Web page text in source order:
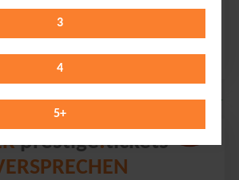
3
4
5+
// Dortmund
prestige.tickets